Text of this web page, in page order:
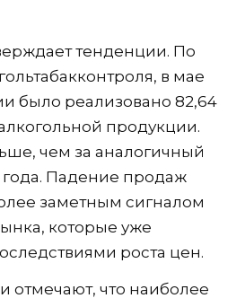
тенденции. По
в мае
было реализовано 82,64
продукции.
чем за аналогичный
Падение продаж
заметным сигналом
которые уже
роста цен.
отмечают, что наиболее